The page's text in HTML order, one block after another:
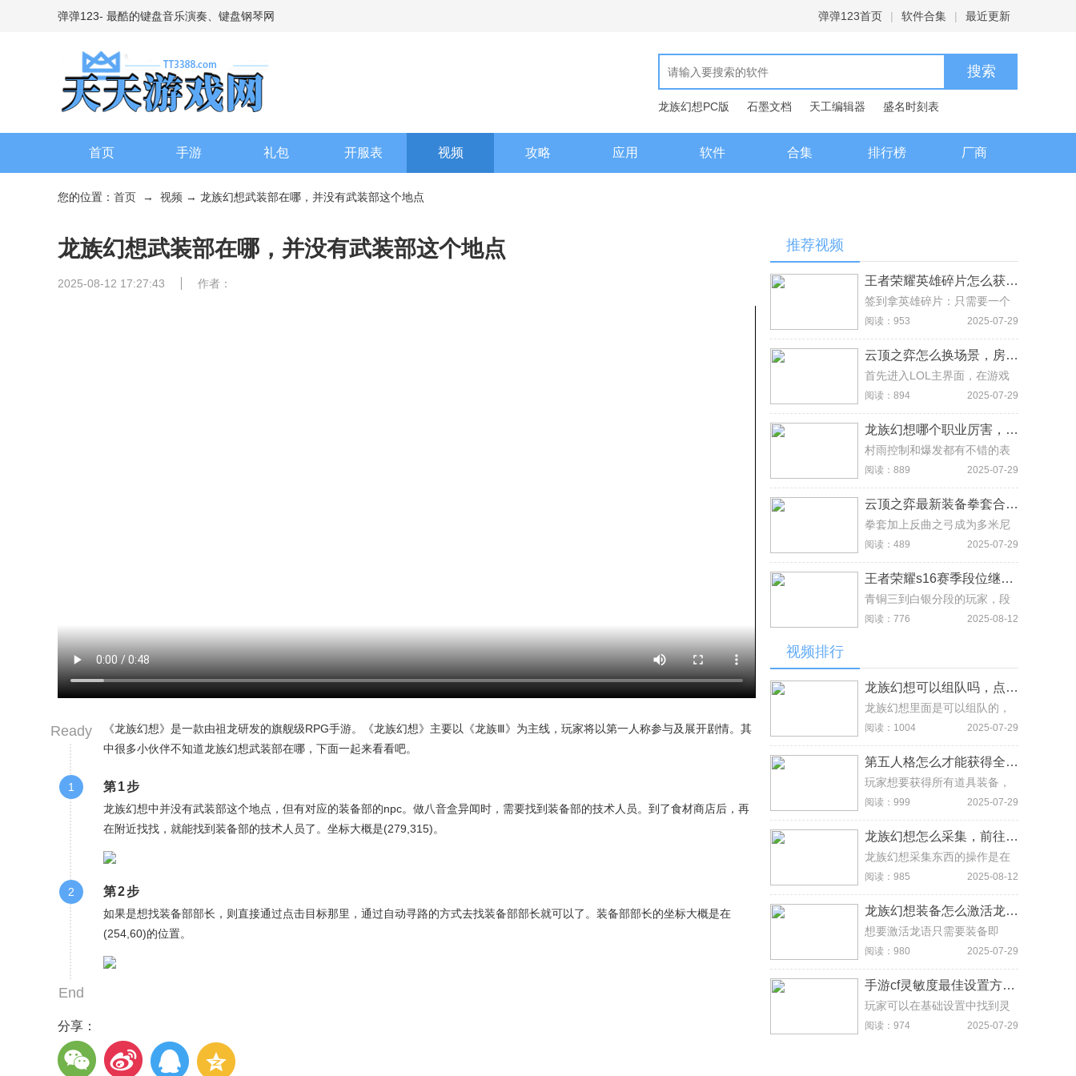
弹弹123- 最酷的键盘音乐演奏、键盘钢琴网 弹弹123首页 | 软件合集 | 最近更新
龙族幻想PC版 石墨文档 天工编辑器
盛名时刻表
现代汉语词典
首页 手游 礼包 开服表 视频 攻略 应用 软件 合集 排行榜 厂商
您的位置： 首页 → 视频 → 龙族幻想武装部在哪，并没有武装部这个地点
龙族幻想武装部在哪，并没有武装部这个地点
2025-08-12 17:27:43 作者：
Ready
《龙族幻想》是一款由祖龙研发的旗舰级RPG手游。《龙族幻想》主要以《龙族Ⅲ》为主线，玩家将以第一人称参与及展开剧情。其
中很多小伙伴不知道龙族幻想武装部在哪，下面一起来看看吧。
1 第1步
龙族幻想中并没有武装部这个地点，但有对应的装备部的npc。做八音盒异闻时，需要找到装备部的技术人员。到了食材商店后，再
在附近找找，就能找到装备部的技术人员了。坐标大概是(279,315)。
2 第2步
如果是想找装备部部长，则直接通过点击目标那里，通过自动寻路的方式去找装备部部长就可以了。装备部部长的坐标大概是在
(254,60)的位置。
End
分享：
推荐视频
王者荣耀英雄碎片怎么获得，签到奖励可得
签到拿英雄碎片：只需要一个
星期当中每天都记得去登录就
可以了，签到的奖励当中，其
券抽奖：如果你本来是用点券
购买过英雄的话，有剩余的，
点券抽英雄那个界面哦，有几
率直接抽到英雄，也有可能抽
到碎片。
阅读：953 2025-07-29
云顶之弈怎么换场景，房间内头像下方右侧可换场景皮肤
首先进入LOL主界面，在游戏
上方选择云顶之弈。选择云顶
之弈对局，在进入游戏房间可
择的，左边是小小英雄，右边
就是可以换场景的皮肤，目前
取，场景皮肤的获取方式都是
做任务获得，暂时没有购买途
径。
阅读：894 2025-07-29
龙族幻想哪个职业厉害，村雨控制和爆发都推荐
村雨控制和爆发都有不错的表
现，而执行者拥有大量的法系
伤害，推荐新手玩家可以在这
阅读：889 2025-07-29
云顶之弈最新装备拳套合成图，三件神装效果解析与最佳使用时机
拳套加上反曲之弓成为多米尼
克领主的致意，装备上时可为
玩家提供20%攻击速度与暴击
无限手套，为装备英雄提供
20%法术强度和暴击几率。当
斗篷，可以为装备英雄抵挡下
阅读：489 2025-07-29
王者荣耀s16赛季段位继承，分段规则与调整细节说明到位
青铜三到白银分段的玩家，段
位保持不变，黄金到铂金分段
的玩家段位最高下调二级，而
钻二到钻五分别保持在铂金一
和铂金二不等，星耀分段全部
跌入钻石分段，王者段位根据
星级的不同，分别记错钻二到
星耀一段位。
阅读：776 2025-08-12
视频排行
龙族幻想可以组队吗，点击右上角的组队邀请即可
龙族幻想里面是可以组队的，
进入游戏界面，如果游戏里面
有好友，直接点击右上角的组
阅读：1004 2025-07-29
第五人格怎么才能获得全部东西，运气加时间
玩家想要获得所有道具装备，
不仅需要有很好的运气，而且
还需要花费大量的时间去做任
阅读：999 2025-07-29
龙族幻想怎么采集，前往相应地图寻找到食材、点小豆芽图标进行采集
龙族幻想采集东西的操作是在
游戏主界面右下角点击身份功
能，进入料理之路右侧点击食
前往相应地图寻找到食材，并
点小豆芽图标进行采集。
阅读：985 2025-08-12
龙族幻想装备怎么激活龙语，用镜瞳解析龙语并解锁
想要激活龙语只需要装备即
可，前往装备界面，在橙装及
以上等级的装备上，重新选择
会提示，是否用镜瞳解析龙语
并解锁，选择是，就能激活龙
阅读：980 2025-07-29
手游cf灵敏度最佳设置方法，最佳准星速度调校
玩家可以在基础设置中找到灵
敏度的设置，然后左右拉动调
整数值大小。建议玩家将准心
阅读：974 2025-07-29